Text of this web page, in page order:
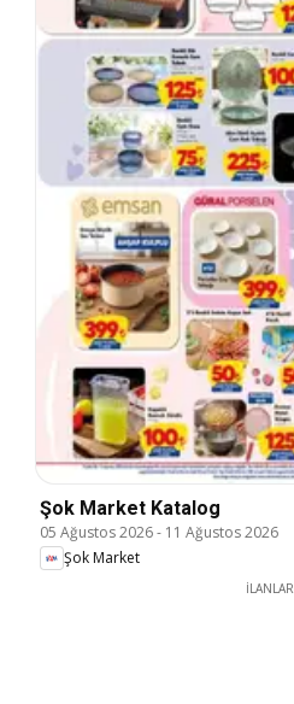
Şok Market Katalog
05 Ağustos 2026- 11 Ağustos 2026
Şok Market
İLANLAR